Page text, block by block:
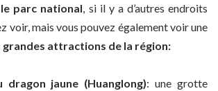
parc national , si il y a d’autres endroits
voir, mais vous pouvez également voir une
grandes attractions de la région:
jaune (Huanglong): une grotte